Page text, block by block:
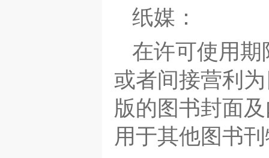
纸媒：
在许可使用
或者间接营利
版的图书封面
用于其他图书